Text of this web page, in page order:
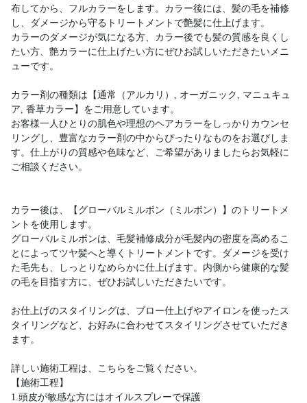
布してから、フルカラーをします。カラー後には、髪の毛を補修
し、ダメージから守るトリートメントで艶髪に仕上げます。
カラーのダメージが気になる方、カラー後でも髪の質感を良くし
たい方、艶カラーに仕上げたい方にぜひお試しいただきたいメニ
ューです。
カラー剤の種類は【通常（アルカリ）, オーガニック, マニュキュ
ア, 香草カラー】をご用意しています。
お客様一人ひとりの肌色や理想のヘアカラーをしっかりカウンセ
リングし、豊富なカラー剤の中からぴったりなものをお選びしま
す。仕上がりの質感や色味など、ご希望がありましたらお気軽に
ご相談ください。
カラー後は、【グローバルミルボン（ミルボン）】のトリートメ
ントを使用します。
グローバルミルボンは、毛髪補修成分が毛髪内の密度を高めるこ
とによってツヤ髪へと導くトリートメントです。ダメージを受け
た毛先も、しっとりなめらかに仕上げます。内側から健康的な髪
の毛を目指す方に、ぜひお試しいただきたいです。
お仕上げのスタイリングは、ブロー仕上げやアイロンを使ったス
タイリングなど、お好みに合わせてスタイリングさせていただき
ます。
詳しい施術工程は、こちらをご覧ください。
【施術工程】
1.頭皮が敏感な方にはオイルスプレーで保護